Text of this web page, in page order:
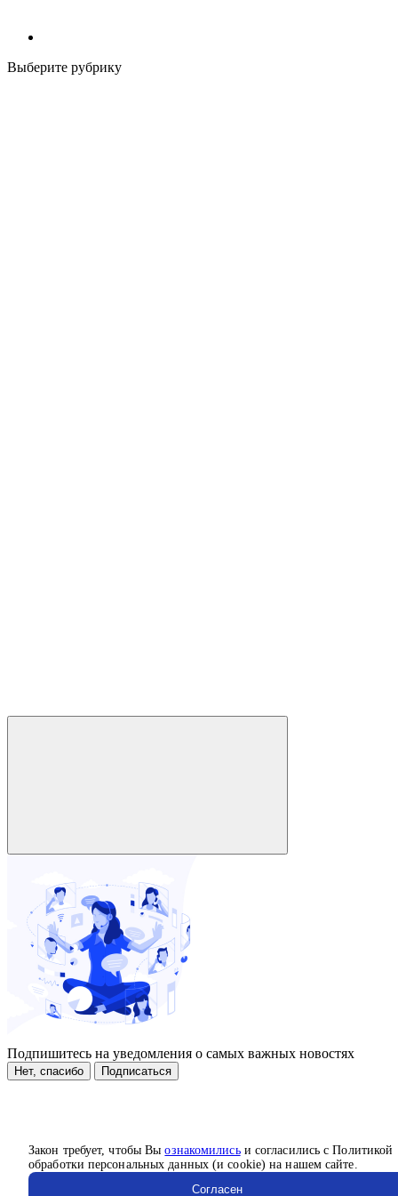
Закон требует, чтобы Выознакомилисьи согласились с Политикой
обработки персональных данных (и cookie) на нашем сайте.
Согласен
Выберите рубрику
Подпишитесь на уведомления о самых важных новостях
Нет, спасибо Подписаться